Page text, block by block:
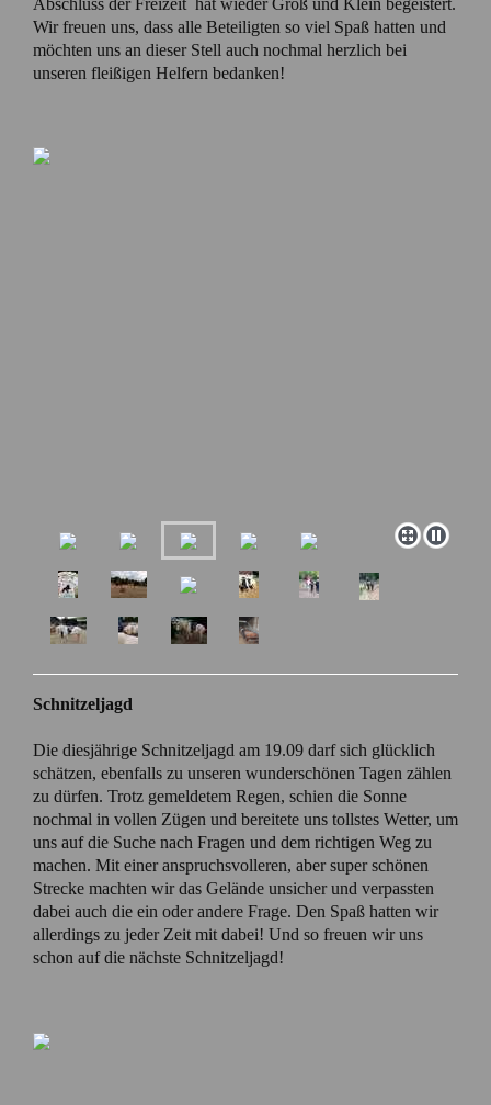
Wir freuen uns, dass alle Beteiligten so viel Spaß hatten und
möchten uns an dieser Stell auch nochmal herzlich bei
unseren fleißigen Helfern bedanken!
Schnitzeljagd
Die diesjährige Schnitzeljagd am 19.09 darf sich glücklich
schätzen, ebenfalls zu unseren wunderschönen Tagen zählen
zu dürfen. Trotz gemeldetem Regen, schien die Sonne
nochmal in vollen Zügen und bereitete uns tollstes Wetter, um
uns auf die Suche nach Fragen und dem richtigen Weg zu
machen. Mit einer anspruchsvolleren, aber super schönen
Strecke machten wir das Gelände unsicher und verpassten
dabei auch die ein oder andere Frage. Den Spaß hatten wir
allerdings zu jeder Zeit mit dabei! Und so freuen wir uns
schon auf die nächste Schnitzeljagd!